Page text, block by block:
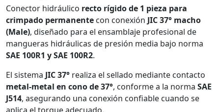
Conector hidráulico recto rígido de 1 pieza para
crimpado permanente con conexión JIC 37° macho
(Male), diseñado para el ensamblaje profesional de
mangueras hidráulicas de presión media bajo norma
SAE 100R1 y SAE 100R2.
El sistema JIC 37° realiza el sellado mediante contacto
metal-metal en cono de 37°, conforme a la norma SAE
J514, asegurando una conexión confiable cuando se